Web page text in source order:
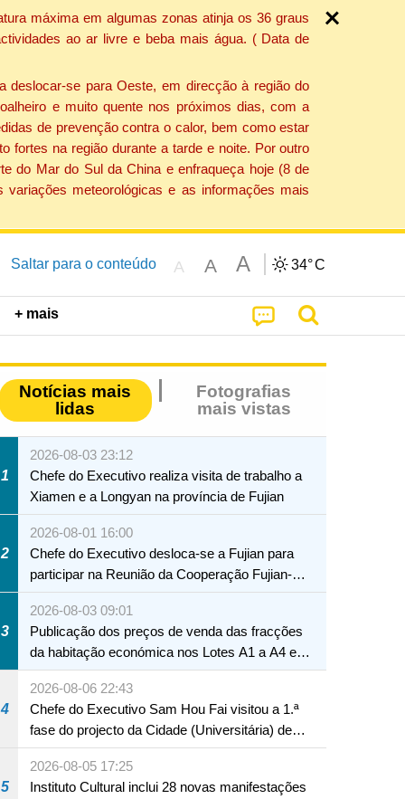
máxima em algumas zonas atinja os 36 graus
ao ar livre e beba mais água. ( Data de
deslocar-se para Oeste, em direcção à região do
e muito quente nos próximos dias, com a
de prevenção contra o calor, bem como estar
fortes na região durante a tarde e noite. Por outro
do Mar do Sul da China e enfraqueça hoje (8 de
meteorológicas e as informações mais
Saltar para o conteúdo A A A 34°C
+ mais
Notícias mais
lidas
Fotografias
mais vistas
1
2026-08-03 23:12
Chefe do Executivo realiza visita de trabalho a
Xiamen e a Longyan na província de Fujian
2
2026-08-01 16:00
Chefe do Executivo desloca-se a Fujian para
participar na Reunião da Cooperação Fujian-
Macau
3
2026-08-03 09:01
Publicação dos preços de venda das fracções
da habitação económica nos Lotes A1 a A4 e
A12 da Zona A dos Novos Aterros
4
2026-08-06 22:43
Chefe do Executivo Sam Hou Fai visitou a 1.ª
fase do projecto da Cidade (Universitária) de
Educação Internacional de Macau e Hengqin
5
2026-08-05 17:25
Instituto Cultural inclui 28 novas manifestações